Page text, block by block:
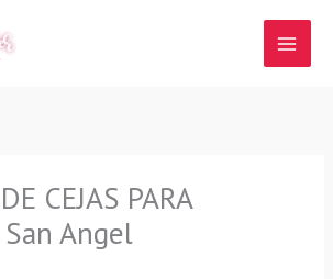
CEJAS PARA
San Angel